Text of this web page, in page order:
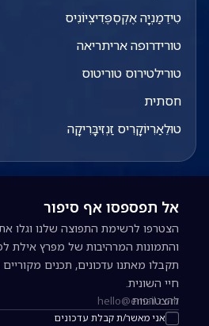
טִידֵמַנְיָה אֶקְסְפֶּדִיצְיוֹנִיס
טורידרופה אריתריאה
טורילטירוס טוריטוס
חסתית
טוּלֵאַרִיוֹקָרִיס זַנְזִיבָּרִיקָה
אל תפספסו אף סיפור
הצטרפו לרשימת התפוצה שלנו וגלו
והתמונות המרהיבות של מפרץ אילת
תקבלו מאתנו עדכונים, תכנים
חיי השונית.
כתובת אימייל להרשמה לניוזלטר
אני מאשר/ת קבלת עדכונים
להצטרפות